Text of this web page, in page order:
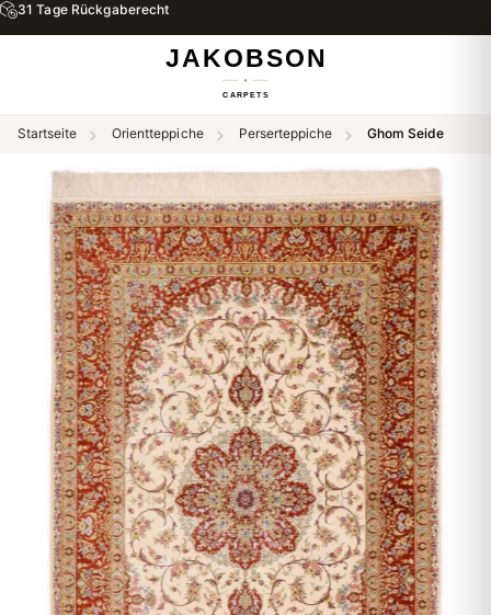
31 Tage Rückgaberecht
Startseite Orientteppiche Perserteppiche Ghom Seide